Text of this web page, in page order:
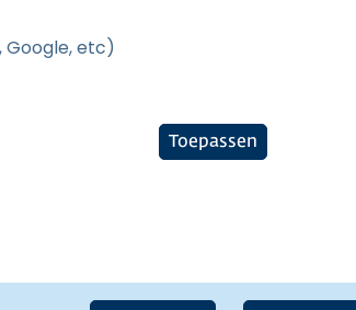
Google, etc)
Toepassen